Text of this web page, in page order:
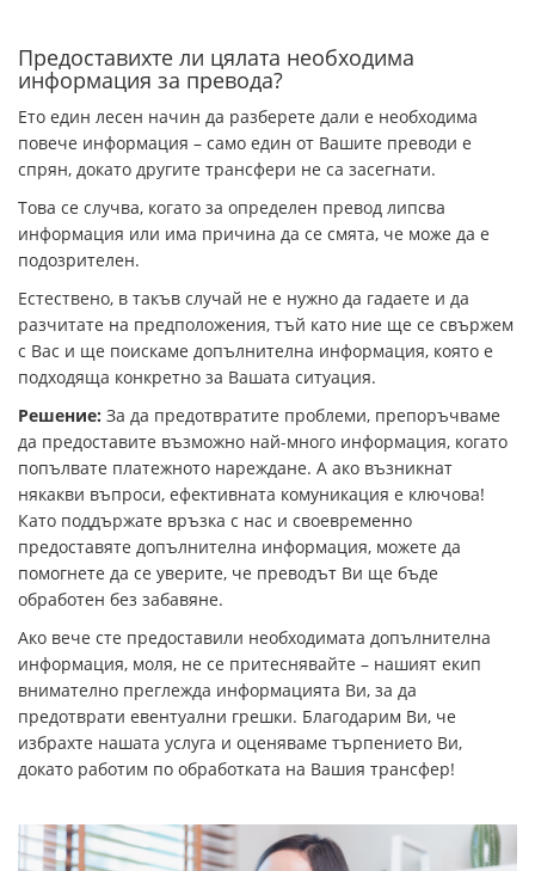
Предоставихте ли цялата необходима
информация за превода?
Ето един лесен начин да разберете дали е необходима
повече информация – само един от Вашите преводи е
спрян, докато другите трансфери не са засегнати.
Това се случва, когато за определен превод липсва
информация или има причина да се смята, че може да е
подозрителен.
Естествено, в такъв случай не е нужно да гадаете и да
разчитате на предположения, тъй като ние ще се свържем
с Вас и ще поискаме допълнителна информация, която е
подходяща конкретно за Вашата ситуация.
Решение: За да предотвратите проблеми, препоръчваме
да предоставите възможно най-много информация, когато
попълвате платежното нареждане. А ако възникнат
някакви въпроси, ефективната комуникация е ключова!
Като поддържате връзка с нас и своевременно
предоставяте допълнителна информация, можете да
помогнете да се уверите, че преводът Ви ще бъде
обработен без забавяне.
Ако вече сте предоставили необходимата допълнителна
информация, моля, не се притеснявайте – нашият екип
внимателно преглежда информацията Ви, за да
предотврати евентуални грешки. Благодарим Ви, че
избрахте нашата услуга и оценяваме търпението Ви,
докато работим по обработката на Вашия трансфер!